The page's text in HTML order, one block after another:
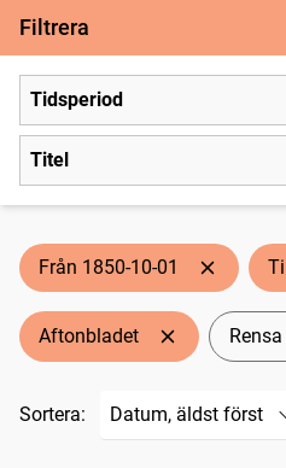
Filtrera
Tidsperiod
Titel
Från 1850-10-01
Aftonbladet
Sortera: